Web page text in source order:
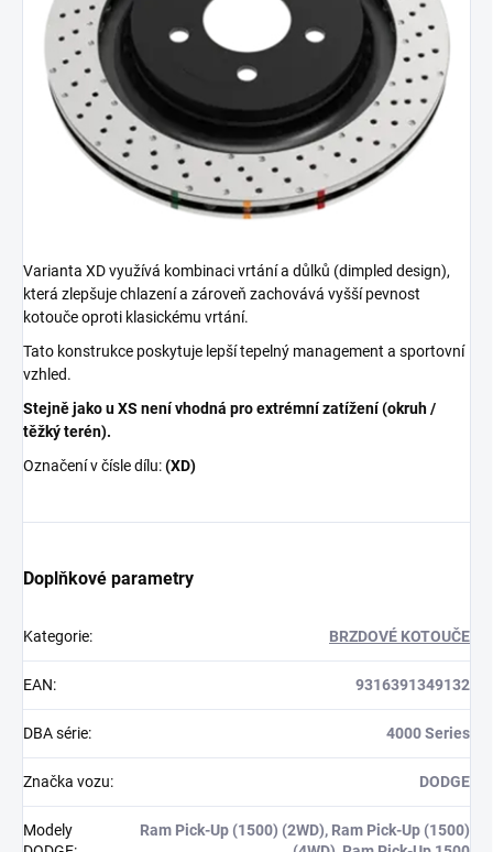
Varianta XD využívá kombinaci vrtání a důlků (dimpled design),
která zlepšuje chlazení a zároveň zachovává vyšší pevnost
kotouče oproti klasickému vrtání.
Tato konstrukce poskytuje lepší tepelný management a sportovní
vzhled.
Stejně jako u XS není vhodná pro extrémní zatížení (okruh /
těžký terén).
Označení v čísle dílu:(XD)
Doplňkové parametry
Kategorie: BRZDOVÉ KOTOUČE
EAN: 9316391349132
DBA série: 4000 Series
Značka vozu: DODGE
Modely
Ram Pick-Up (1500) (2WD), Ram Pick-Up (1500)